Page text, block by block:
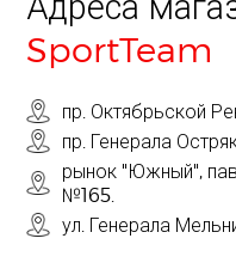
SportTeam
пр. Октябрьской
пр. Генерала
рынок "Южный",
№165.
ул. Генерала